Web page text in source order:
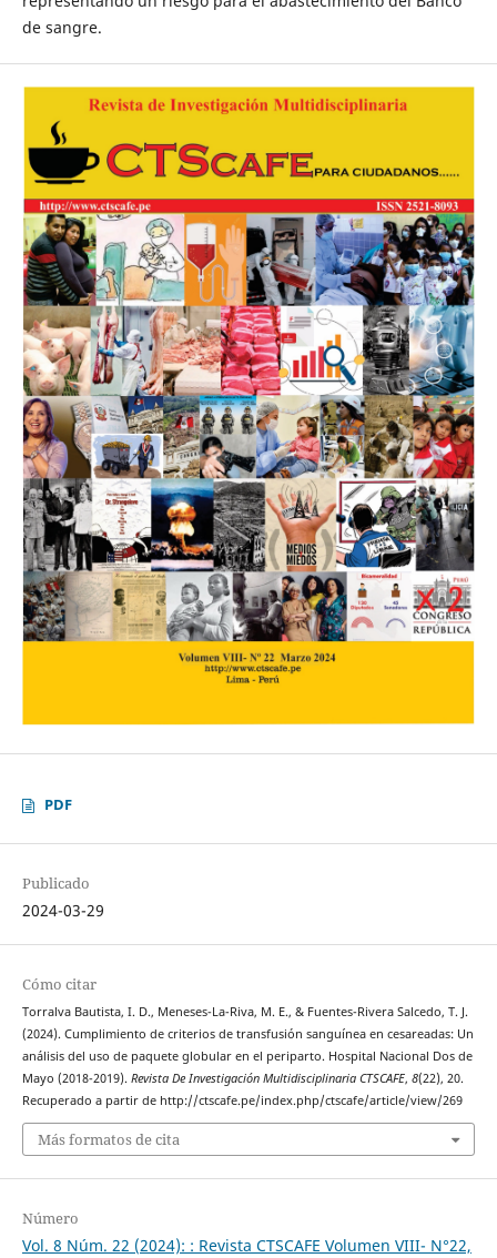
de sangre.
PDF
Publicado
2024-03-29
Cómo citar
Torralva Bautista, I. D., Meneses-La-Riva, M. E., & Fuentes-Rivera Salcedo, T. J.
(2024). Cumplimiento de criterios de transfusión sanguínea en cesareadas: Un
análisis del uso de paquete globular en el periparto. Hospital Nacional Dos de
Mayo (2018-2019). Revista De Investigación Multidisciplinaria CTSCAFE, 8(22), 20.
Recuperado a partir de http://ctscafe.pe/index.php/ctscafe/article/view/269
Más formatos de cita
Número
Vol. 8 Núm. 22 (2024): : Revista CTSCAFE Volumen VIII- N°22,